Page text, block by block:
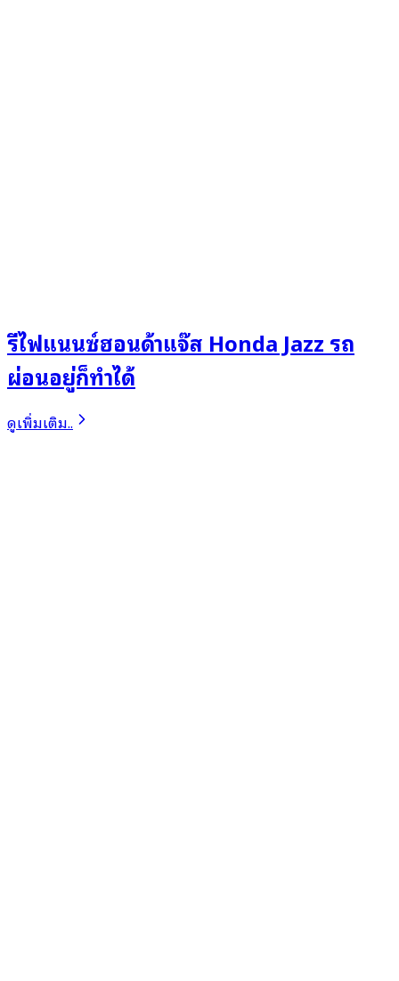
รีไฟแนนซ์ฮอนด้าแจ๊ส Honda Jazz รถ
ผ่อนอยู่ก็ทำได้
ดูเพิ่มเติม..